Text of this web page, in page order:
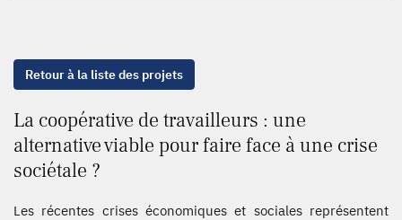
Retour à la liste des projets
La coopérative de travailleurs : une
alternative viable pour faire face à une crise
sociétale ?
Les récentes crises économiques et sociales représentent